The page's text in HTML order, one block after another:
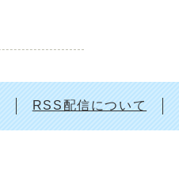
RSS配信について